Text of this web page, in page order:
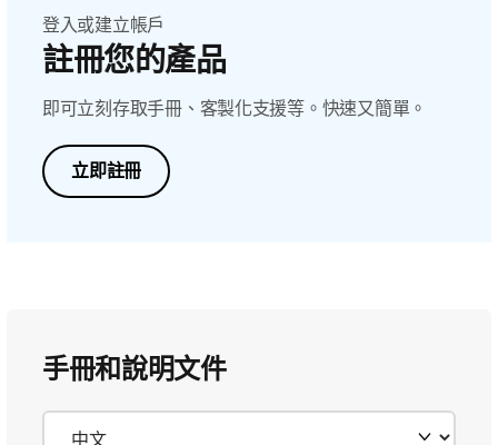
登入或建立帳戶
註冊您的產品
即可立刻存取手冊、客製化支援等。快速又簡單。
立即註冊
手冊和說明文件